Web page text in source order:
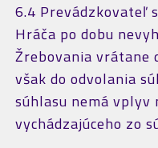
6.4 Prevádzkovateľ
Hráča po dobu
Žrebovania vrátane
však do odvolania
súhlasu nemá vplyv
vychádzajúceho zo